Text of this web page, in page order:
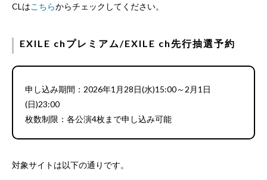
CLはこちらからチェックしてください。
EXILE chプレミアム/EXILE ch先行抽選予約
申し込み期間：2026年1月28日(水)15:00～2月1日
(日)23:00
枚数制限：各公演4枚まで申し込み可能
対象サイトは以下の通りです。